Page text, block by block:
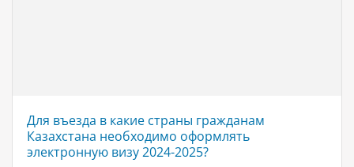
Для въезда в какие страны гражданам
Казахстана необходимо оформлять
электронную визу 2024-2025?